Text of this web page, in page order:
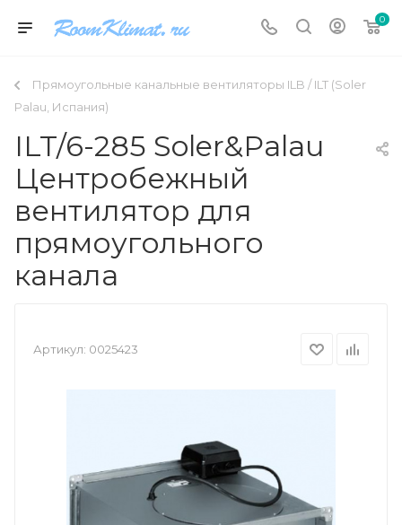
0
Прямоугольные канальные вентиляторы ILB / ILT (Soler
Palau, Испания)
ILT/6-285 Soler&Palau
Центробежный
вентилятор для
прямоугольного
канала
Артикул: 0025423